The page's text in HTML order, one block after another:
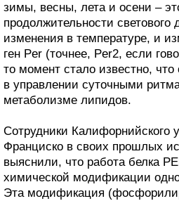
зимы, весны, лета и осени –
продолжительности
изменения в температуре, и
ген Per (точнее, Per2, если
то момент стало известно, что
в управлении суточными
метаболизме липидов.
Сотрудники Калифорнийского
Франциско в своих прошлых
выяснили, что работа белка
химической модификации
Эта модификация